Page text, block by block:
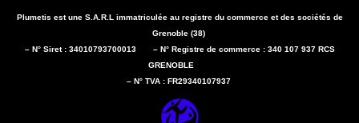
Plumetis est une S.A.R.L immatriculée au registre du commerce et des sociétés de
Grenoble (38)
– N° Siret : 34010793700013 – N° Registre de commerce : 340 107 937 RCS
GRENOBLE
– N° TVA : FR29340107937